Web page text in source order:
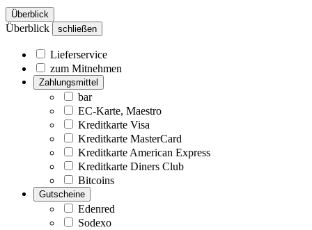
Überblick
Überblick schließen
Lieferservice
zum Mitnehmen
Zahlungsmittel
bar
EC-Karte, Maestro
Kreditkarte Visa
Kreditkarte MasterCard
Kreditkarte American Express
Kreditkarte Diners Club
Bitcoins
Gutscheine
Edenred
Sodexo